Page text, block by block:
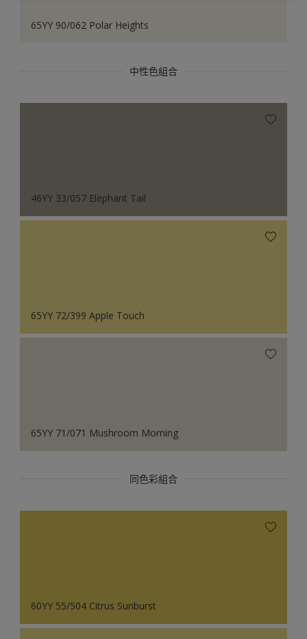
65YY 90/062 Polar Heights
中性色組合
46YY 33/057 Elephant Tail
65YY 72/399 Apple Touch
65YY 71/071 Mushroom Morning
同色彩組合
60YY 55/504 Citrus Sunburst